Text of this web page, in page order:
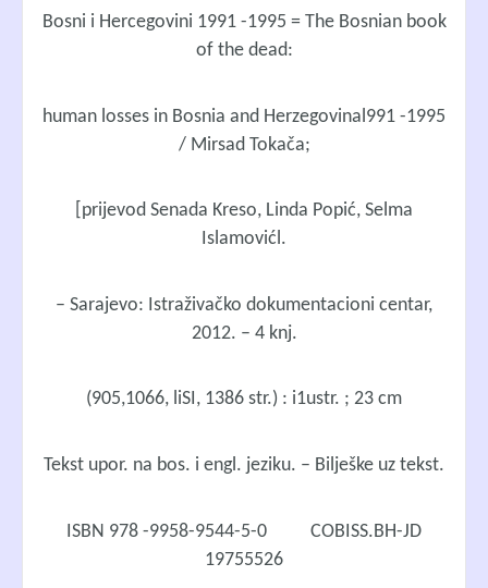
Bosni i Hercegovini 1991 -1995 = The Bosnian book
of the dead:
human losses in Bosnia and Herzegovinal991 -1995
/ Mirsad Tokača;
[prijevod Senada Kreso, Linda Popić, Selma
Islamovićl.
– Sarajevo: Istraživačko dokumentacioni centar,
2012. – 4 knj.
(905,1066, liSI, 1386 str.) : i1ustr. ; 23 cm
Tekst upor. na bos. i engl. jeziku. – Bilješke uz tekst.
ISBN 978 -9958-9544-5-0 COBISS.BH-JD
19755526